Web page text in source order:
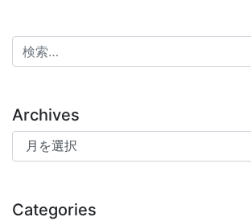
検索:
Archives
Archives
Categories